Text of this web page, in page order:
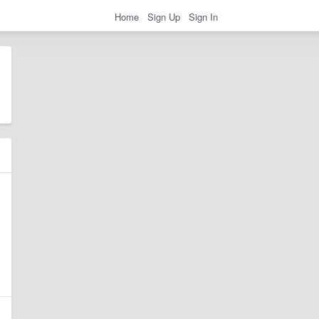
Home Sign Up Sign In